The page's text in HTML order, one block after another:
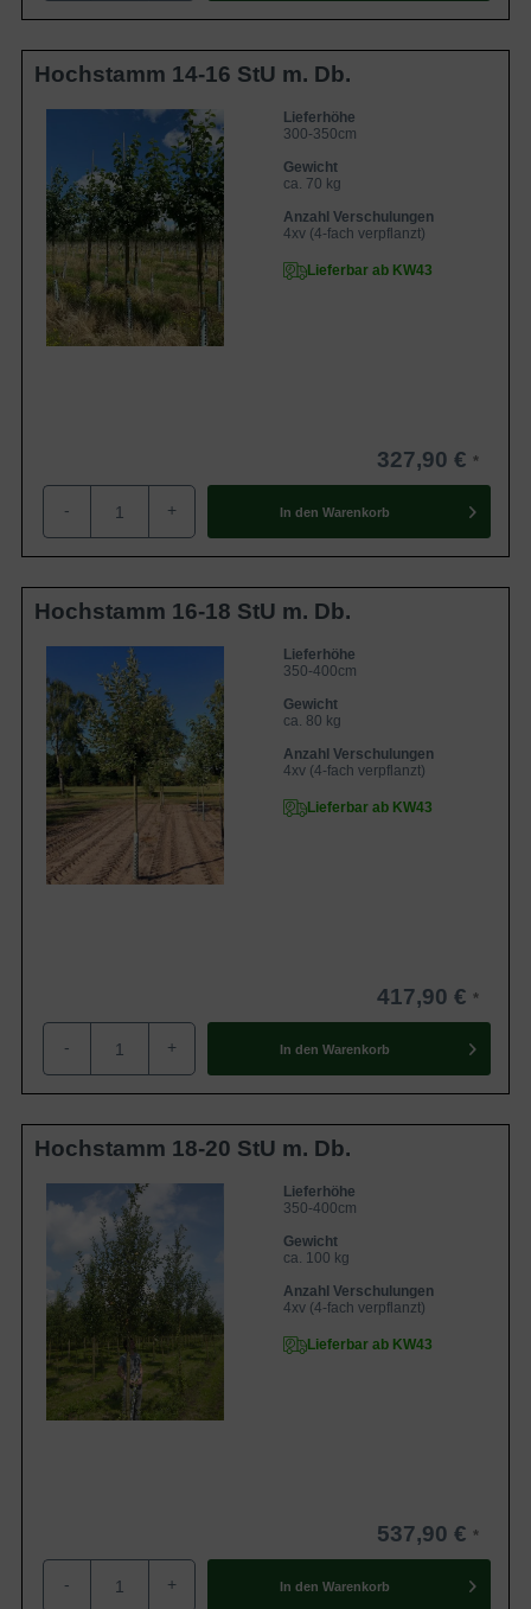
Hochstamm 14-16 StU m. Db.
Lieferhöhe
300-350cm
Gewicht
ca. 70 kg
Anzahl Verschulungen
4xv (4-fach verpflanzt)
Lieferbar ab KW43
327,90 €
- + In den Warenkorb
Hochstamm 16-18 StU m. Db.
Lieferhöhe
350-400cm
Gewicht
ca. 80 kg
Anzahl Verschulungen
4xv (4-fach verpflanzt)
Lieferbar ab KW43
417,90 €
- + In den Warenkorb
Hochstamm 18-20 StU m. Db.
Lieferhöhe
350-400cm
Gewicht
ca. 100 kg
Anzahl Verschulungen
4xv (4-fach verpflanzt)
Lieferbar ab KW43
537,90 €
- + In den Warenkorb